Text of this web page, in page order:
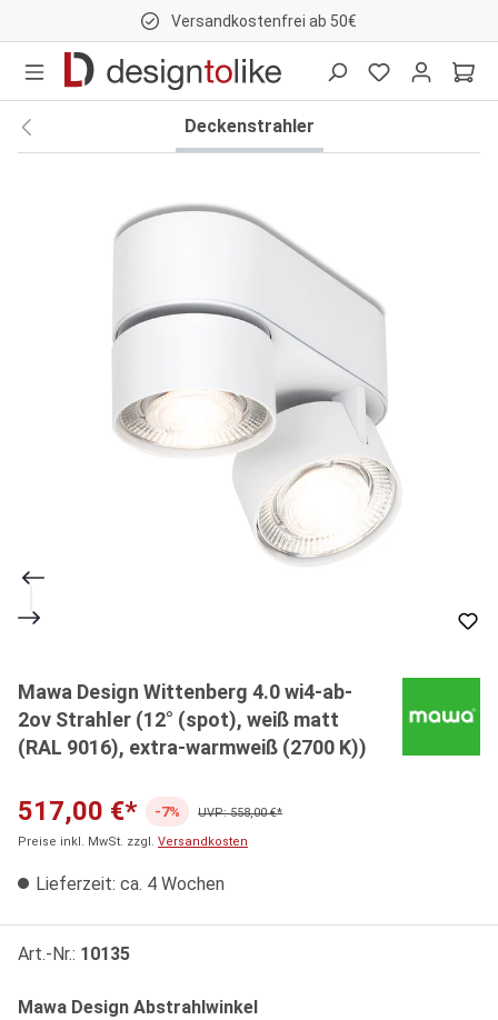
Versandkostenfrei ab 50€
Deckenstrahler
Mawa Design Wittenberg 4.0 wi4-ab-
2ov Strahler (12° (spot), weiß matt
(RAL 9016), extra-warmweiß (2700 K))
517,00 €* -7%
UVP: 558,00 €*
Preise inkl. MwSt. zzgl. Versandkosten
Lieferzeit: ca. 4 Wochen
Art.-Nr.: 10135
Mawa Design Abstrahlwinkelauswählen